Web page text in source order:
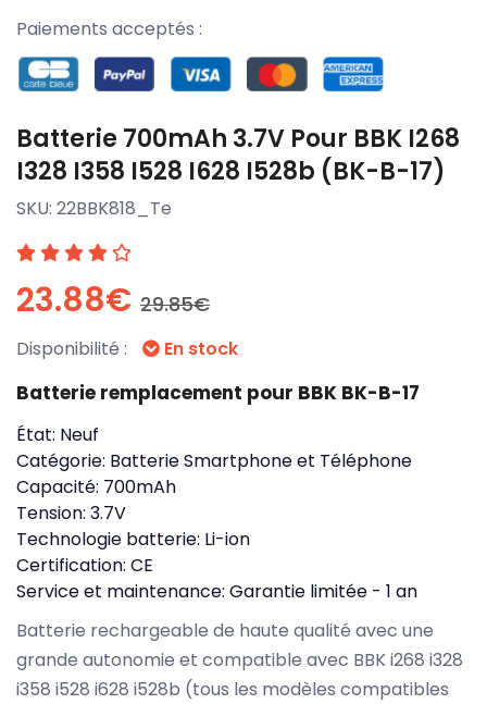
Paiements acceptés :
Batterie 700mAh 3.7V Pour BBK I268
I328 I358 I528 I628 I528b (BK-B-17)
SKU: 22BBK818_Te
23.88€ 29.85€
Disponibilité : En stock
Batterie remplacement pour BBK BK-B-17
État: Neuf
Catégorie: Batterie Smartphone et Téléphone
Capacité: 700mAh
Tension: 3.7V
Technologie batterie: Li-ion
Certification: CE
Service et maintenance: Garantie limitée - 1 an
Batterie rechargeable de haute qualité avec une
grande autonomie et compatible avec BBK i268 i328
i358 i528 i628 i528b (tous les modèles compatibles